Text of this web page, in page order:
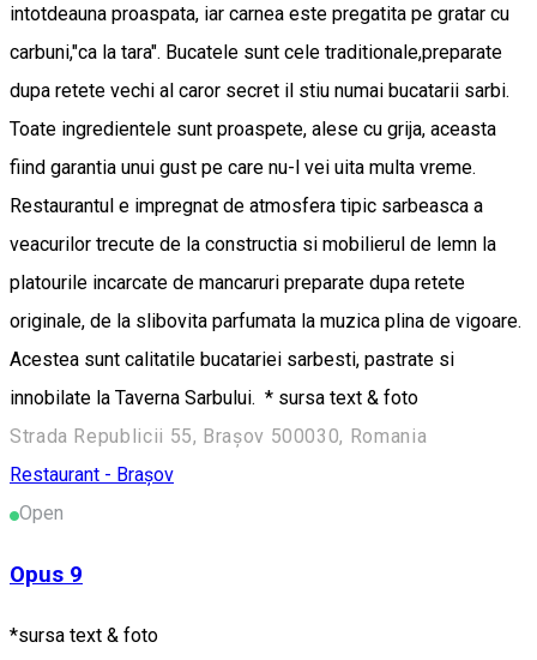
intotdeauna proaspata, iar carnea este pregatita pe gratar cu
carbuni,"ca la tara". Bucatele sunt cele traditionale,preparate
dupa retete vechi al caror secret il stiu numai bucatarii sarbi.
Toate ingredientele sunt proaspete, alese cu grija, aceasta
fiind garantia unui gust pe care nu-l vei uita multa vreme.
Restaurantul e impregnat de atmosfera tipic sarbeasca a
veacurilor trecute de la constructia si mobilierul de lemn la
platourile incarcate de mancaruri preparate dupa retete
originale, de la slibovita parfumata la muzica plina de vigoare.
Acestea sunt calitatile bucatariei sarbesti, pastrate si
innobilate la Taverna Sarbului. * sursa text & foto
Strada Republicii 55, Brașov 500030, Romania
Restaurant - Brașov
Open
Opus 9
*sursa text & foto